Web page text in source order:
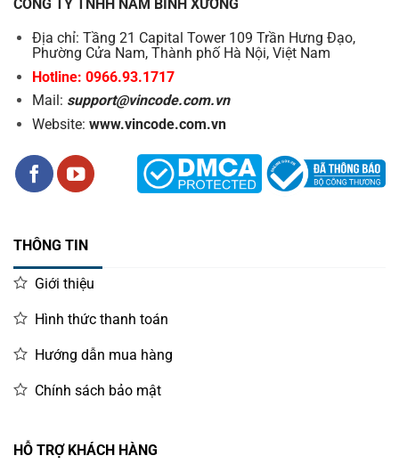
CÔNG TY TNHH NAM BÌNH XƯƠNG
Địa chỉ: Tầng 21 Capital Tower 109 Trần Hưng Đạo,
Phường Cửa Nam, Thành phố Hà Nội, Việt Nam
Hotline: 0966.93.1717
Mail: support@vincode.com.vn
Website: www.vincode.com.vn
THÔNG TIN
Giới thiệu
Hình thức thanh toán
Hướng dẫn mua hàng
Chính sách bảo mật
HỖ TRỢ KHÁCH HÀNG